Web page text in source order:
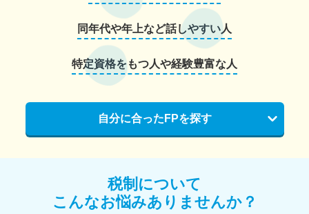
同年代や年上など話しやすい人
特定資格をもつ人や経験豊富な人
自分に合ったFPを探す
税制について
こんなお悩みありませんか？